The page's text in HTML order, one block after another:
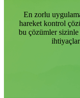
En zorlu
hareket kontrol
bu çözümler